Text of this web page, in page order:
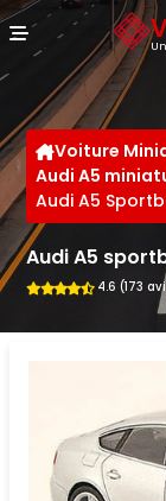
Voiture
Audi A5
Audi A5
Audi A5
4.6 (173
Panneau de gestion des cookies